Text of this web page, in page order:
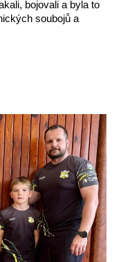
bojovali a byla to
soubojů a